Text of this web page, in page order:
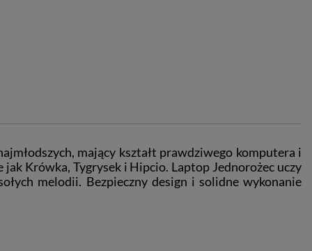
mający kształt prawdziwego komputera i
Krówka, Tygrysek i Hipcio. Laptop Jednorożec uczy
melodii. Bezpieczny design i solidne wykonanie